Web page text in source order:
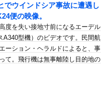
直に遊べばよかっ...
評価されてる理由
ついねえのか」と...
でウインドシア事故に遭遇し
便の映像。
度を失い接地寸前になるエーデル
A340型機）のビデオです。民間航
ーション・ヘラルドによると、事
て。飛行機は無事離陸し目的地の